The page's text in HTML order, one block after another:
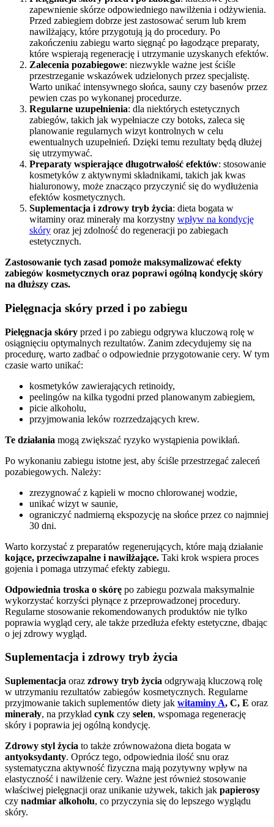
zapewnienie skórze odpowiedniego nawilżenia i odżywienia.
Przed zabiegiem dobrze jest zastosować serum lub krem
nawilżający, które przygotują ją do procedury. Po
zakończeniu zabiegu warto sięgnąć po łagodzące preparaty,
które wspierają regenerację i utrzymanie uzyskanych efektów.
Zalecenia pozabiegowe: niezwykle ważne jest ściśle
przestrzeganie wskazówek udzielonych przez specjalistę.
Warto unikać intensywnego słońca, sauny czy basenów przez
pewien czas po wykonanej procedurze.
Regularne uzupełnienia: dla niektórych estetycznych
zabiegów, takich jak wypełniacze czy botoks, zaleca się
planowanie regularnych wizyt kontrolnych w celu
ewentualnych uzupełnień. Dzięki temu rezultaty będą dłużej
się utrzymywać.
Preparaty wspierające długotrwałość efektów: stosowanie
kosmetyków z aktywnymi składnikami, takich jak kwas
hialuronowy, może znacząco przyczynić się do wydłużenia
efektów kosmetycznych.
Suplementacja i zdrowy tryb życia: dieta bogata w
witaminy oraz minerały ma korzystny wpływ na kondycję
skóry oraz jej zdolność do regeneracji po zabiegach
estetycznych.
Zastosowanie tych zasad pomoże maksymalizować efekty
zabiegów kosmetycznych oraz poprawi ogólną kondycję skóry
na dłuższy czas.
Pielęgnacja skóry przed i po zabiegu
Pielęgnacja skóry przed i po zabiegu odgrywa kluczową rolę w
osiągnięciu optymalnych rezultatów. Zanim zdecydujemy się na
procedurę, warto zadbać o odpowiednie przygotowanie cery. W tym
czasie warto unikać:
kosmetyków zawierających retinoidy,
peelingów na kilka tygodni przed planowanym zabiegiem,
picie alkoholu,
przyjmowania leków rozrzedzających krew.
Te działania mogą zwiększać ryzyko wystąpienia powikłań.
Po wykonaniu zabiegu istotne jest, aby ściśle przestrzegać zaleceń
pozabiegowych. Należy:
zrezygnować z kąpieli w mocno chlorowanej wodzie,
unikać wizyt w saunie,
ograniczyć nadmierną ekspozycję na słońce przez co najmniej
30 dni.
Warto korzystać z preparatów regenerujących, które mają działanie
kojące, przeciwzapalne i nawilżające. Taki krok wspiera proces
gojenia i pomaga utrzymać efekty zabiegu.
Odpowiednia troska o skórę po zabiegu pozwala maksymalnie
wykorzystać korzyści płynące z przeprowadzonej procedury.
Regularne stosowanie rekomendowanych produktów nie tylko
poprawia wygląd cery, ale także przedłuża efekty estetyczne, dbając
o jej zdrowy wygląd.
Suplementacja i zdrowy tryb życia
Suplementacja oraz zdrowy tryb życia odgrywają kluczową rolę
w utrzymaniu rezultatów zabiegów kosmetycznych. Regularne
przyjmowanie takich suplementów diety jak witaminy A, C, E oraz
minerały, na przykład cynk czy selen, wspomaga regenerację
skóry i poprawia jej ogólną kondycję.
Zdrowy styl życia to także zrównoważona dieta bogata w
antyoksydanty. Oprócz tego, odpowiednia ilość snu oraz
systematyczna aktywność fizyczna mają pozytywny wpływ na
elastyczność i nawilżenie cery. Ważne jest również stosowanie
właściwej pielęgnacji oraz unikanie używek, takich jak papierosy
czy nadmiar alkoholu, co przyczynia się do lepszego wyglądu
skóry.